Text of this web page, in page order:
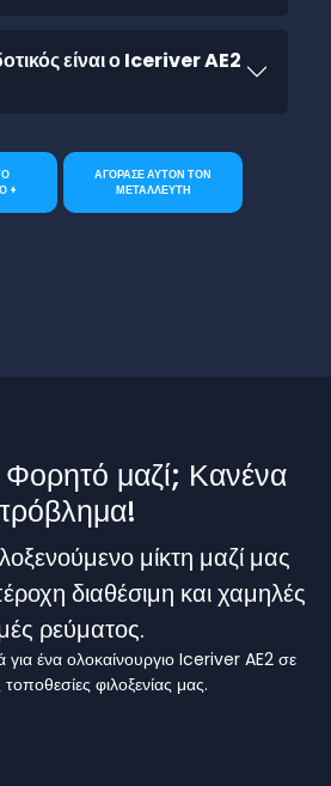
είναι ο Iceriver AE2
+
ΑΓΟΡΑΣΕ ΑΥΤΟΝ ΤΟΝ
ΜΕΤΑΛΛΕΥΤΗ
Φορητό μαζί; Κανένα
μίκτη μαζί μας
διαθέσιμη και χαμηλές
ρεύματος.
ένα ολοκαίνουργιο Iceriver AE2 σε
τοποθεσίες φιλοξενίας μας.